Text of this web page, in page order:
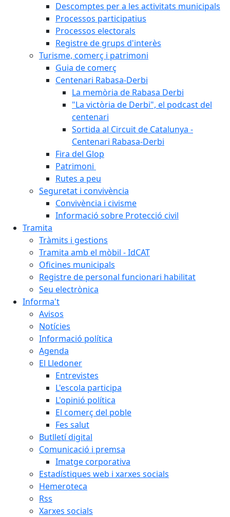
Descomptes per a les activitats municipals
Processos participatius
Processos electorals
Registre de grups d'interès
Turisme, comerç i patrimoni
Guia de comerç
Centenari Rabasa-Derbi
La memòria de Rabasa Derbi
"La victòria de Derbi", el podcast del
centenari
Sortida al Circuit de Catalunya -
Centenari Rabasa-Derbi
Fira del Glop
Patrimoni
Rutes a peu
Seguretat i convivència
Convivència i civisme
Informació sobre Protecció civil
Tramita
Tràmits i gestions
Tramita amb el mòbil - IdCAT
Oficines municipals
Registre de personal funcionari habilitat
Seu electrònica
Informa't
Avisos
Notícies
Informació política
Agenda
El Lledoner
Entrevistes
L'escola participa
L'opinió política
El comerç del poble
Fes salut
Butlletí digital
Comunicació i premsa
Imatge corporativa
Estadístiques web i xarxes socials
Hemeroteca
Rss
Xarxes socials